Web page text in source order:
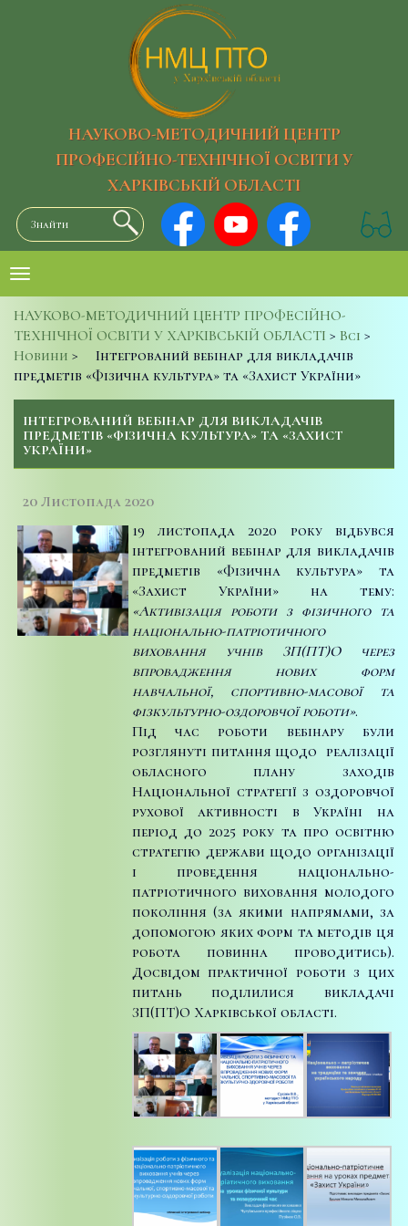
НАУКОВО-МЕТОДИЧНИЙ ЦЕНТР
ПРОФЕСІЙНО-ТЕХНІЧНОЇ ОСВІТИ У
ХАРКІВСЬКІЙ ОБЛАСТІ
НАУКОВО-МЕТОДИЧНИЙ ЦЕНТР ПРОФЕСІЙНО-
ТЕХНІЧНОЇ ОСВІТИ У ХАРКІВСЬКІЙ ОБЛАСТІ > Всі >
Новини >
Інтегрований вебінар для викладачів
предметів «Фізична культура» та «Захист України»
ІНТЕГРОВАНИЙ ВЕБІНАР ДЛЯ ВИКЛАДАЧІВ
ПРЕДМЕТІВ «ФІЗИЧНА КУЛЬТУРА» ТА «ЗАХИСТ
УКРАЇНИ»
20 Листопада 2020
19 листопада 2020 року відбувся
інтегрований вебінар для викладачів
предметів «Фізична культура» та
«Захист України» на тему:
«Активізація роботи з фізичного та
національно-патріотичного
виховання учнів ЗП(ПТ)О через
впровадження нових форм
навчальної, спортивно-масової та
фізкультурно-оздоровчої роботи».
Під час роботи вебінару були
розглянуті питання щодо реалізації
обласного плану заходів
Національної стратегії з оздоровчої
рухової активності в Україні на
період до 2025 року та про освітню
стратегію держави щодо організації
і проведення національно-
патріотичного виховання молодого
покоління (за якими напрямами, за
допомогою яких форм та методів ця
робота повинна проводитись).
Досвідом практичної роботи з цих
питань поділилися викладачі
ЗП(ПТ)О Харківської області.